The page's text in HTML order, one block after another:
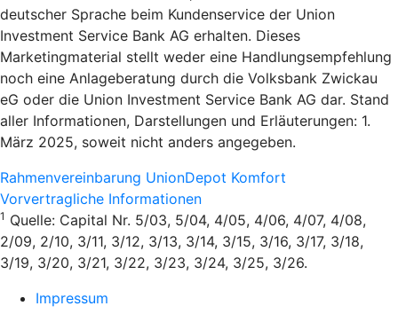
deutscher Sprache beim Kundenservice der Union
Investment Service Bank AG erhalten. Dieses
Marketingmaterial stellt weder eine Handlungsempfehlung
noch eine Anlageberatung durch die Volksbank Zwickau
eG oder die Union Investment Service Bank AG dar. Stand
aller Informationen, Darstellungen und Erläuterungen: 1.
März 2025, soweit nicht anders angegeben.
Rahmenvereinbarung UnionDepot Komfort
Vorvertragliche Informationen
1 Quelle: Capital Nr. 5/03, 5/04, 4/05, 4/06, 4/07, 4/08,
2/09, 2/10, 3/11, 3/12, 3/13, 3/14, 3/15, 3/16, 3/17, 3/18,
3/19, 3/20, 3/21, 3/22, 3/23, 3/24, 3/25, 3/26.
Impressum